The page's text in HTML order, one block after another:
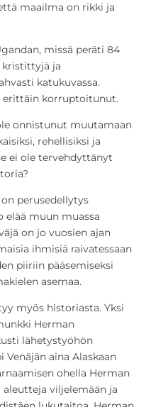
maailma on rikki ja
missä peräti 84
ja
katukuvassa.
erittäin korruptoitunut.
onnistunut muutamaan
rehellisiksi ja
ei ole tervehdyttänyt
perusedellytys
elää muun muassa
on jo vuosien ajan
ihmisiä raivatessaan
piiriin pääsemiseksi
asemaa.
myös historiasta. Yksi
Herman
lähetystyöhön
aina Alaskaan
ohella Herman
viljelemään ja